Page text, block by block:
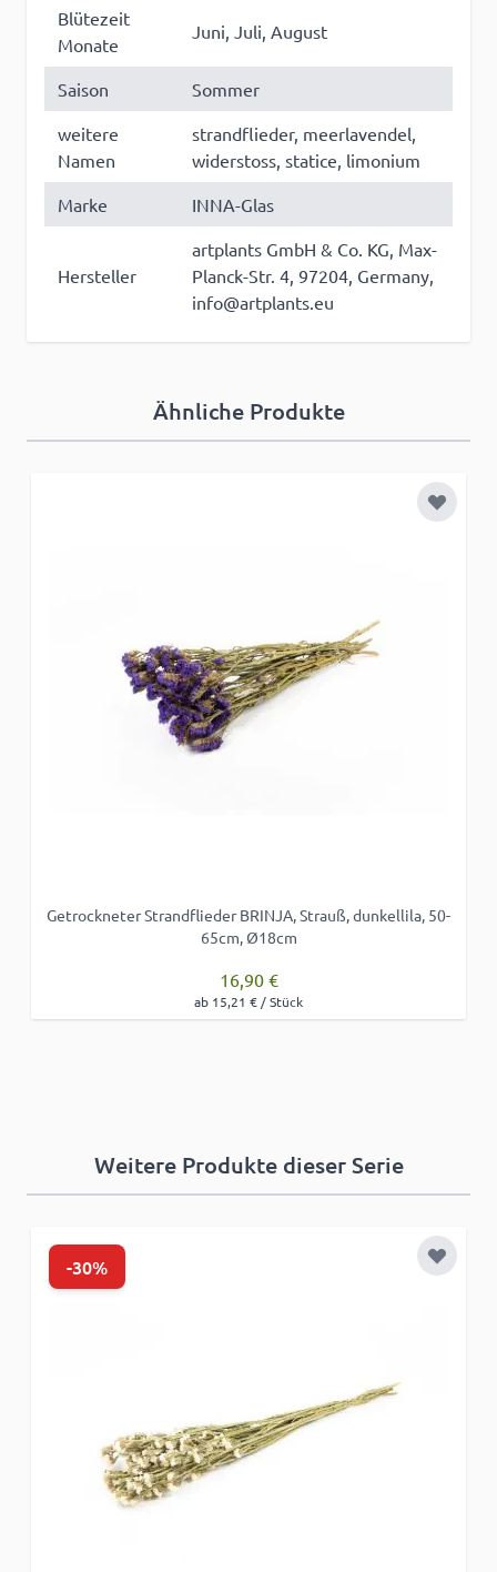
Blütezeit
Monate
Juni, Juli, August
Saison
Sommer
weitere
Namen
strandflieder, meerlavendel,
widerstoss, statice, limonium
Marke
INNA-Glas
Hersteller
artplants GmbH & Co. KG, Max-
Planck-Str. 4, 97204, Germany,
info@artplants.eu
Ähnliche Produkte
Zur
Getrockneter Strandflieder BRINJA, Strauß, dunkellila, 50-
65cm, Ø18cm
16,90 €
ab 15,21 € / Stück
Weitere Produkte dieser Serie
-30% Zur